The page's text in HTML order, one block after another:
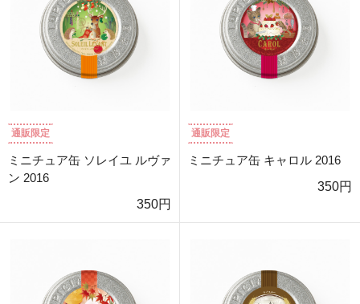
通販限定
ミニチュア缶 ソレイユ ルヴァ
ン 2016
350円
通販限定
ミニチュア缶 キャロル 2016
350円